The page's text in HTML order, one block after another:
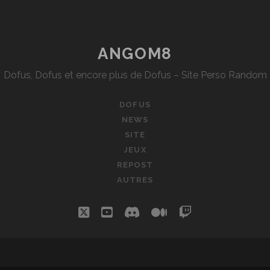
ANGOM8
Dofus, Dofus et encore plus de Dofus – Site Perso Random
DOFUS
NEWS
SITE
JEUX
REPOST
AUTRES
twitteryoutubediscordmedium